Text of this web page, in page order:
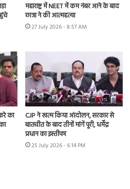
महाराष्ट्र में NEET में कम नंबर आने के बाद
छात्रा ने की आत्महत्या
27 July 2026 - 8:57 AM
का
CJP ने खत्म किया आंदोलन, सरकार से
बातचीत के बाद तीनों मांगें पूरी, धर्मेंद्र
प्रधान का इस्तीफा
25 July 2026 - 6:14 PM